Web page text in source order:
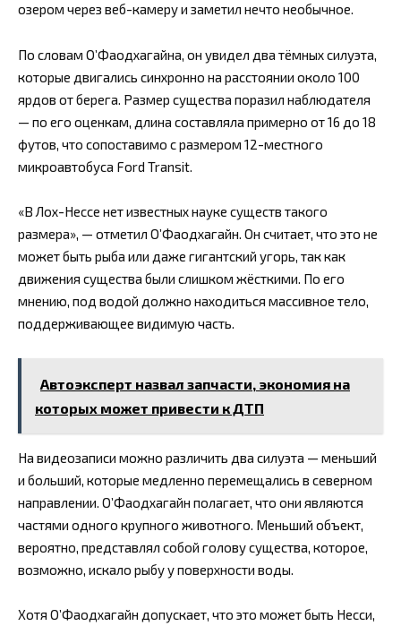
озером через веб-камеру и заметил нечто необычное.
По словам О’Фаодхагайна, он увидел два тёмных силуэта,
которые двигались синхронно на расстоянии около 100
ярдов от берега. Размер существа поразил наблюдателя
— по его оценкам, длина составляла примерно от 16 до 18
футов, что сопоставимо с размером 12-местного
микроавтобуса Ford Transit.
«В Лох-Нессе нет известных науке существ такого
размера», — отметил О’Фаодхагайн. Он считает, что это не
может быть рыба или даже гигантский угорь, так как
движения существа были слишком жёсткими. По его
мнению, под водой должно находиться массивное тело,
поддерживающее видимую часть.
Автоэксперт назвал запчасти, экономия на
которых может привести к ДТП
На видеозаписи можно различить два силуэта — меньший
и больший, которые медленно перемещались в северном
направлении. О’Фаодхагайн полагает, что они являются
частями одного крупного животного. Меньший объект,
вероятно, представлял собой голову существа, которое,
возможно, искало рыбу у поверхности воды.
Хотя О’Фаодхагайн допускает, что это может быть Несси,